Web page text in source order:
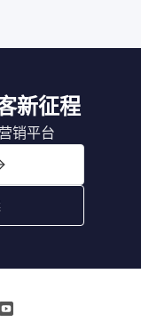
新征程
销平台